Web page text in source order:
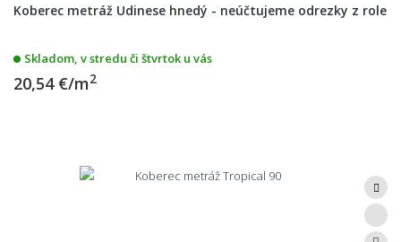
Koberec metráž Udinese hnedý - neúčtujeme odrezky z role
Skladom, v stredu či štvrtok u vás
20,54 €/m2